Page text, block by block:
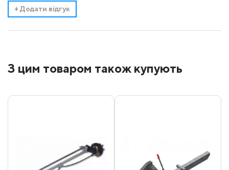
+ Додати відгук
З цим товаром також купують